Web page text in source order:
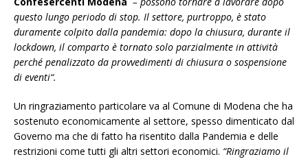
questo lungo periodo di stop. Il settore, purtroppo, è stato
duramente colpito dalla pandemia: dopo la chiusura, durante il
lockdown, il comparto è tornato solo parzialmente in attività
perché penalizzato da provvedimenti di chiusura o sospensione
di eventi“.
Un ringraziamento particolare va al Comune di Modena che ha
sostenuto economicamente al settore, spesso dimenticato dal
Governo ma che di fatto ha risentito dalla Pandemia e delle
restrizioni come tutti gli altri settori economici. “Ringraziamo il